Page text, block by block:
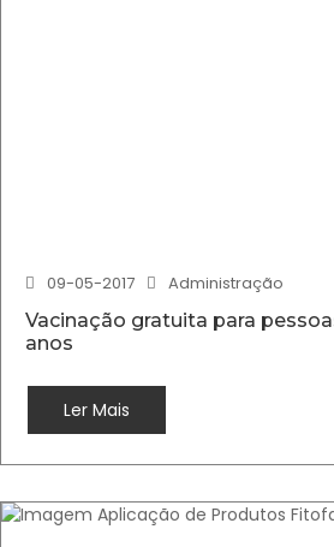
09-05-2017
Administração
Vacinação gratuita para
anos
Ler Mais